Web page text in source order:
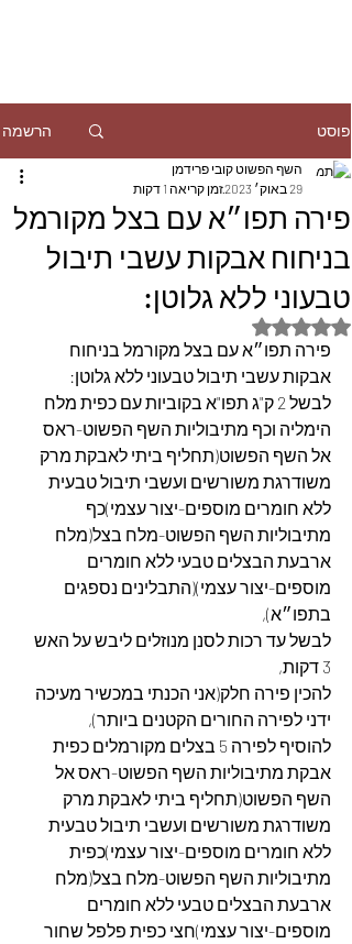
פוסט הרשמה
פירה תפו״א עם בצל מקורמל
בניחוח אבקות עשבי תיבול
טבעוני ללא גלוטן:
השף הפשוט קובי פרידמן
29 באוק׳ 2023
זמן קריאה 1 דקות
דירוג של NaN מתוך 5 כוכבים
פירה תפו״א עם בצל מקורמל בניחוח
אבקות עשבי תיבול טבעוני ללא גלוטן:
לבשל 2 ק"ג תפו"א בקוביות עם כפית מלח
הימליה וכף מתיבוליות השף הפשוט-ראס
אל השף הפשוט(תחליף ביתי לאבקת מרק
משודרגת משורשים ועשבי תיבול טבעית
ללא חומרים מוספים-יצור עצמי)כף
מתיבוליות השף הפשוט-מלח בצל(מלח
ארבעת הבצלים טבעי ללא חומרים
מוספים-יצור עצמי)(התבלינים נספגים
בתפו״א),
לבשל עד רכות לסנן מנוזלים ליבש על האש
3 דקות,
להכין פירה חלק(אני הכנתי במכשיר מעיכה
ידני לפירה החורים הקטנים ביותר),
להוסיף לפירה 5 בצלים מקורמלים כפית
אבקת מתיבוליות השף הפשוט-ראס אל
השף הפשוט(תחליף ביתי לאבקת מרק
משודרגת משורשים ועשבי תיבול טבעית
ללא חומרים מוספים-יצור עצמי)כפית
מתיבוליות השף הפשוט-מלח בצל(מלח
ארבעת הבצלים טבעי ללא חומרים
מוספים-יצור עצמי)חצי כפית פלפל שחור